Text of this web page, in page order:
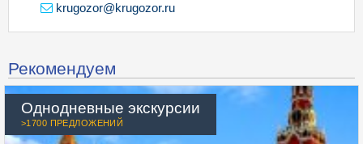
krugozor@krugozor.ru
Рекомендуем
Однодневные экскурсии
>1700 ПРЕДЛОЖЕНИЙ